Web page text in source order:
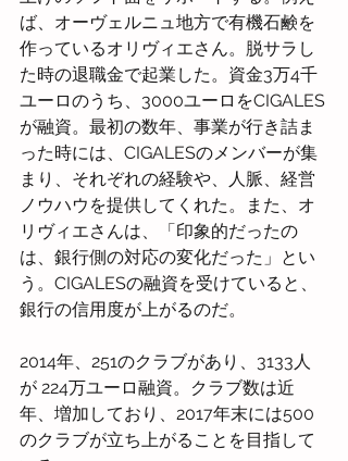
ば、オーヴェルニュ地方で有機石鹸を
作っているオリヴィエさん。脱サラし
た時の退職金で起業した。資金3万4千
ユーロのうち、3000ユーロをCIGALES
が融資。最初の数年、事業が行き詰ま
った時には、CIGALESのメンバーが集
まり、それぞれの経験や、人脈、経営
ノウハウを提供してくれた。また、オ
リヴィエさんは、「印象的だったの
は、銀行側の対応の変化だった」とい
う。CIGALESの融資を受けていると、
銀行の信用度が上がるのだ。
2014年、251のクラブがあり、3133人
が 224万ユーロ融資。クラブ数は近
年、増加しており、2017年末には500
のクラブが立ち上がることを目指して